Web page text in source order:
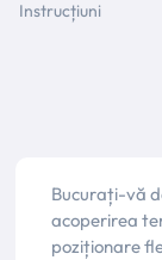
Instrucțiuni
Bucurați-vă
acoperirea
poziționare